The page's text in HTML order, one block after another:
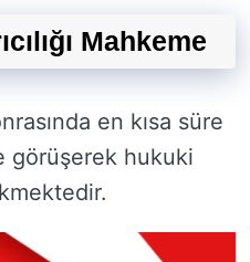
Mahkeme
en kısa süre
görüşerek hukuki